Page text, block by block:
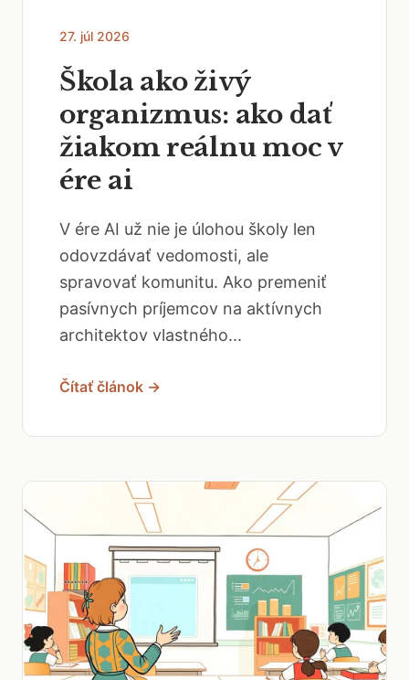
27. júl 2026
Škola ako živý
organizmus: ako dať
žiakom reálnu moc v
ére ai
V ére AI už nie je úlohou školy len
odovzdávať vedomosti, ale
spravovať komunitu. Ako premeniť
pasívnych príjemcov na aktívnych
architektov vlastného...
Čítať článok →